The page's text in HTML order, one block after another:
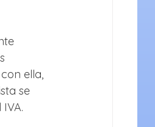
ella,
se